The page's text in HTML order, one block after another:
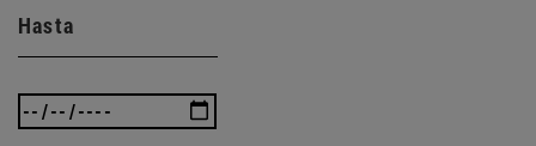
Hasta